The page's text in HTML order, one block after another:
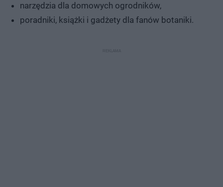
narzędzia dla domowych ogrodników,
poradniki, książki i gadżety dla fanów botaniki.